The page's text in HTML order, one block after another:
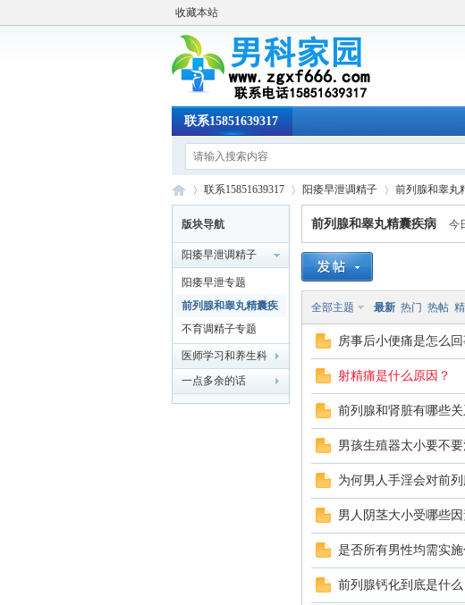
收藏本站
联系15851639317
男 »
联系15851639317
›
阳痿早泄调精子 前列腺和睾丸
版块导航
阳痿早泄调精子
阳痿早泄专题
前列腺和睾丸精囊疾
病
不育调精子专题
医师学习和养生科
普
一点多余的话
前列腺和睾丸精囊疾病 今
全部主题 最新 热门 热帖
房事后小便痛是怎么回
射精痛是什么原因？
前列腺和肾脏有哪些
男孩生殖器太小要不要
为何男人手淫会对前
男人阴茎大小受哪些因
是否所有男性均需实
前列腺钙化到底是什么